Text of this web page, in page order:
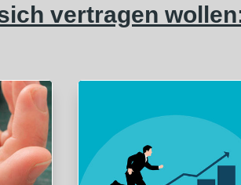
vertragen